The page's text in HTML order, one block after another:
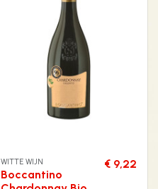
WITTE WIJN
Boccantino
€ 9,22